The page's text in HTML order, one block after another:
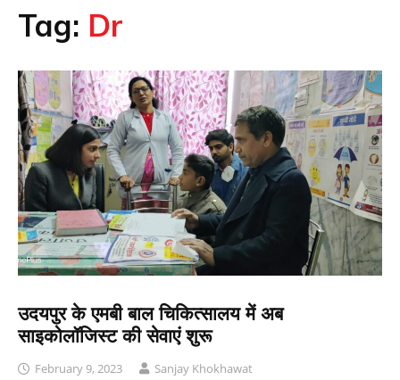
Tag: Dr
उदयपुर के एमबी बाल चिकित्सालय में अब
साइकोलॉजिस्ट की सेवाएं शुरू
February 9, 2023 Sanjay Khokhawat